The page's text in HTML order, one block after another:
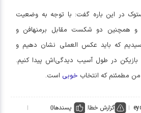
در این باره گفت: با توجه به وضعیت
و همچنین دو شکست مقابل برمنهافن و
که باید عکس العملی نشان دهیم و
در طول آسیب دیدگی‌اش پیدا کنیم.
مطمئنم که انتخابخوبیاست.
گزارش خطا پسندها0